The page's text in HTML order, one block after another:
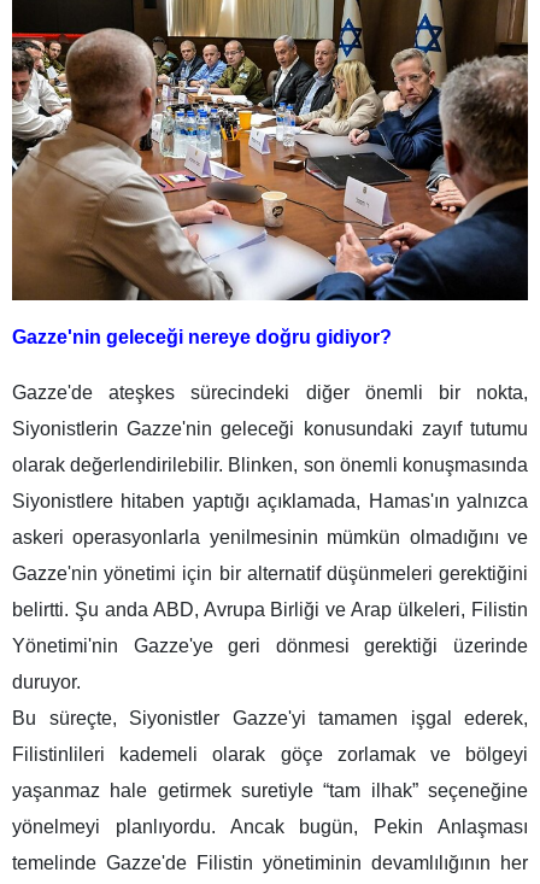
Gazze'nin geleceği nereye doğru gidiyor?
Gazze'de ateşkes sürecindeki diğer önemli bir nokta,
Siyonistlerin Gazze'nin geleceği konusundaki zayıf tutumu
olarak değerlendirilebilir. Blinken, son önemli konuşmasında
Siyonistlere hitaben yaptığı açıklamada, Hamas'ın yalnızca
askeri operasyonlarla yenilmesinin mümkün olmadığını ve
Gazze'nin yönetimi için bir alternatif düşünmeleri gerektiğini
belirtti. Şu anda ABD, Avrupa Birliği ve Arap ülkeleri, Filistin
Yönetimi'nin Gazze'ye geri dönmesi gerektiği üzerinde
duruyor.
Bu süreçte, Siyonistler Gazze'yi tamamen işgal ederek,
Filistinlileri kademeli olarak göçe zorlamak ve bölgeyi
yaşanmaz hale getirmek suretiyle “tam ilhak” seçeneğine
yönelmeyi planlıyordu. Ancak bugün, Pekin Anlaşması
temelinde Gazze'de Filistin yönetiminin devamlılığının her